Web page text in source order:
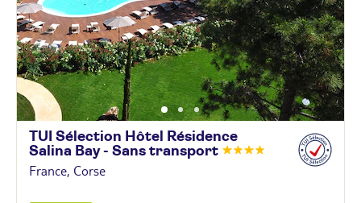
TUI Sélection Hôtel Résidence
Salina Bay - Sans transport
France, Corse